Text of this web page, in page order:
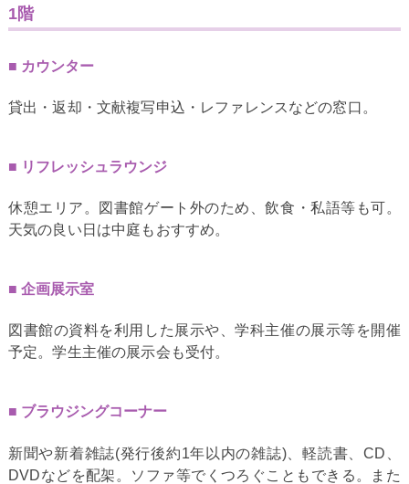
1階
カウンター
貸出・返却・文献複写申込・レファレンスなどの窓口。
リフレッシュラウンジ
休憩エリア。図書館ゲート外のため、飲食・私語等も可。
天気の良い日は中庭もおすすめ。
企画展示室
図書館の資料を利用した展示や、学科主催の展示等を開催
予定。学生主催の展示会も受付。
ブラウジングコーナー
新聞や新着雑誌(発行後約1年以内の雑誌)、軽読書、CD、
DVDなどを配架。ソファ等でくつろぐこともできる。また